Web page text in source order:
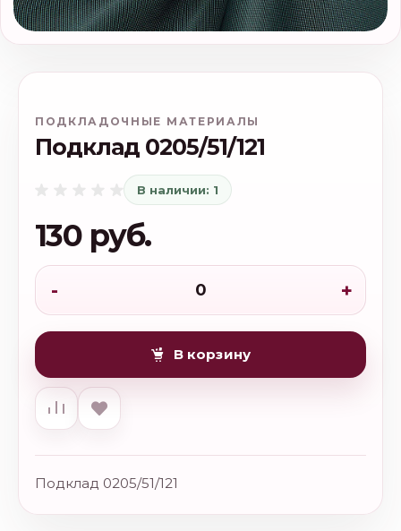
ПОДКЛАДОЧНЫЕ МАТЕРИАЛЫ
Подклад 0205/51/121
В наличии: 1
130 руб.
- +
В корзину
Подклад 0205/51/121